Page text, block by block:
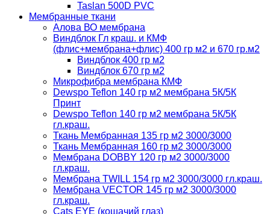
Taslan 500D PVC
Мембранные ткани
Алова ВО мембрана
Виндблок Гл краш. и КМФ
(флис+мембрана+флис) 400 гр м2 и 670 гр.м2
Виндблок 400 гр м2
Виндблок 670 гр м2
Микрофибра мембрана КМФ
Dewspo Teflon 140 гр м2 мембрана 5К/5К
Принт
Dewspo Teflon 140 гр м2 мембрана 5К/5К
гл.краш.
Ткань Мембранная 135 гр м2 3000/3000
Ткань Мембранная 160 гр м2 3000/3000
Мембрана DOBBY 120 гр м2 3000/3000
гл.краш.
Мембрана TWILL 154 гр м2 3000/3000 гл.краш.
Мембрана VECTOR 145 гр м2 3000/3000
гл.краш.
Cats EYE (кошачий глаз)